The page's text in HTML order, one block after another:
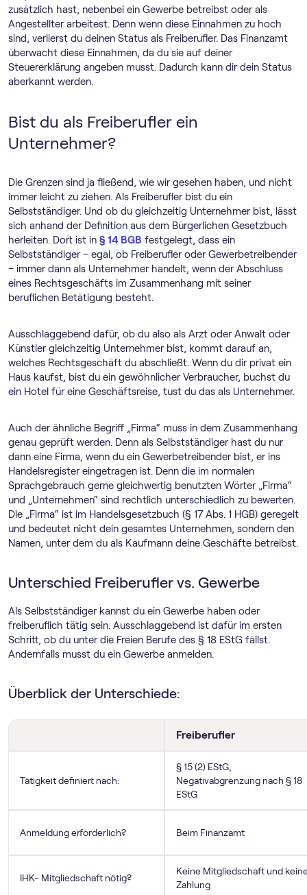
zusätzlich hast, nebenbei ein Gewerbe betreibst oder als
Angestellter arbeitest. Denn wenn diese Einnahmen zu hoch
sind, verlierst du deinen Status als Freiberufler. Das Finanzamt
überwacht diese Einnahmen, da du sie auf deiner
Steuererklärung angeben musst. Dadurch kann dir dein Status
aberkannt werden.
Bist du als Freiberufler ein
Unternehmer?
Die Grenzen sind ja fließend, wie wir gesehen haben, und nicht
immer leicht zu ziehen. Als Freiberufler bist du ein
Selbstständiger. Und ob du gleichzeitig Unternehmer bist, lässt
sich anhand der Definition aus dem Bürgerlichen Gesetzbuch
herleiten. Dort ist in § 14 BGB festgelegt, dass ein
Selbstständiger – egal, ob Freiberufler oder Gewerbetreibender
– immer dann als Unternehmer handelt, wenn der Abschluss
eines Rechtsgeschäfts im Zusammenhang mit seiner
beruflichen Betätigung besteht.
Ausschlaggebend dafür, ob du also als Arzt oder Anwalt oder
Künstler gleichzeitig Unternehmer bist, kommt darauf an,
welches Rechtsgeschäft du abschließt. Wenn du dir privat ein
Haus kaufst, bist du ein gewöhnlicher Verbraucher, buchst du
ein Hotel für eine Geschäftsreise, tust du das als Unternehmer.
Auch der ähnliche Begriff „Firma“ muss in dem Zusammenhang
genau geprüft werden. Denn als Selbstständiger hast du nur
dann eine Firma, wenn du ein Gewerbetreibender bist, er ins
Handelsregister eingetragen ist. Denn die im normalen
Sprachgebrauch gerne gleichwertig benutzten Wörter „Firma“
und „Unternehmen“ sind rechtlich unterschiedlich zu bewerten.
Die „Firma“ ist im Handelsgesetzbuch (§ 17 Abs. 1 HGB) geregelt
und bedeutet nicht dein gesamtes Unternehmen, sondern den
Namen, unter dem du als Kaufmann deine Geschäfte betreibst.
Unterschied Freiberufler vs. Gewerbe
Als Selbstständiger kannst du ein Gewerbe haben oder
freiberuflich tätig sein. Ausschlaggebend ist dafür im ersten
Schritt, ob du unter die Freien Berufe des § 18 EStG fällst.
Andernfalls musst du ein Gewerbe anmelden.
Überblick der Unterschiede:
Freiberufler
Tätigkeit definiert nach:
§ 15 (2) EStG,
Negativabgrenzung nach § 18
EStG
Anmeldung erforderlich? Beim Finanzamt
IHK- Mitgliedschaft nötig?
Keine Mitgliedschaft und
Zahlung